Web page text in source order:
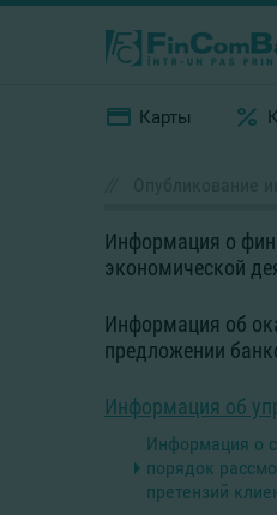
Карты
Информация о
экономической
Информация об
предложении
Информация об
Информация о
порядок
претензий